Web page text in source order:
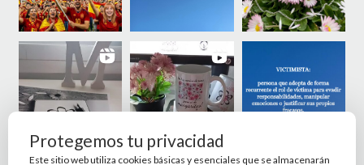
Protegemos tu privacidad
Este sitio web utiliza cookies básicas y esenciales que se almacenarán